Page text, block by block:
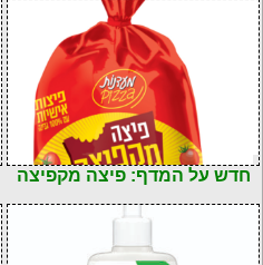
חדש על המדף: פיצה מקפיצה